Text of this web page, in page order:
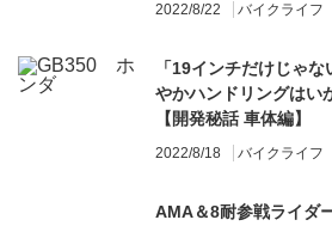
2022/8/22 バイクライフ
「19インチだけじゃ
やかハンドリングはい
【開発秘話 車体編】
2022/8/18 バイクライフ
AMA＆8耐参戦ライダ